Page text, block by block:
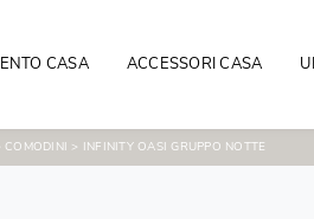
CASA ACCESSORI CASA
COMODINI > INFINITY OASI GRUPPO NOTTE